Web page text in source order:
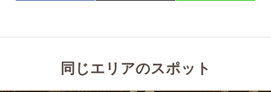
同じエリアのスポット